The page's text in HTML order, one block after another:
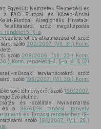
Egyesült Nemzetek Élelmezési és
a FAO Európai és Közép-Ázsiai
Európai Alregionális Hivatala,
szóló megállapodás
rendelet 5. §-a
és alkalmazásáról szóló
szóló 202/2007. (VII. 31.) Korm.
szóló 308/2006. (XII. 23.) Korm.
Korm. rendelet 1–3. §-a
4. § (2)
műszaki tervtanácsokról szóló
szóló199/2007. (VII. 30.) Korm.
szóló 196/2007.
alcíme,
és -szállítási Nyilvántartás
és a 96/61/EK tanácsi irányelv
és Tanácsi rendelethez (E-
szóló 194/2007. (VII. 25.)